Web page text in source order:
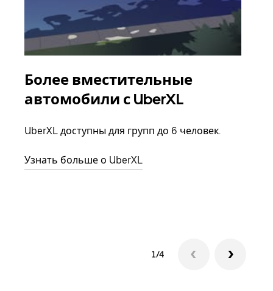
Более вместительные
автомобили с UberXL
UberXL доступны для групп до 6 человек.
Узнать больше о UberXL
1/4